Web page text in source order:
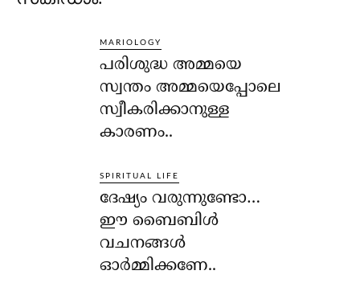
MARIOLOGY
പരിശുദ്ധ അമ്മയെ
സ്വന്തം അമ്മയെപ്പോലെ
സ്വീകരിക്കാനുള്ള
കാരണം..
SPIRITUAL LIFE
ദേഷ്യം വരുന്നുണ്ടോ…
ഈ ബൈബിള്‍
വചനങ്ങള്‍
ഓര്‍മ്മിക്കണേ..